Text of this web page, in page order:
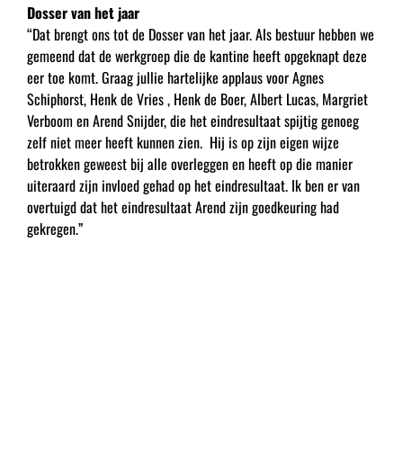
Dosser van het jaar
“Dat brengt ons tot de Dosser van het jaar. Als bestuur hebben we
gemeend dat de werkgroep die de kantine heeft opgeknapt deze
eer toe komt. Graag jullie hartelijke applaus voor Agnes
Schiphorst, Henk de Vries , Henk de Boer, Albert Lucas, Margriet
Verboom en Arend Snijder, die het eindresultaat spijtig genoeg
zelf niet meer heeft kunnen zien. Hij is op zijn eigen wijze
betrokken geweest bij alle overleggen en heeft op die manier
uiteraard zijn invloed gehad op het eindresultaat. Ik ben er van
overtuigd dat het eindresultaat Arend zijn goedkeuring had
gekregen.”